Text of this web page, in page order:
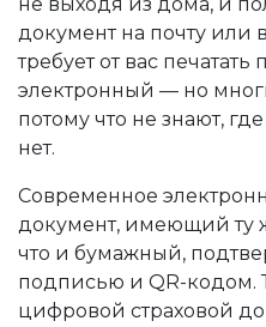
документ на почту или
требует от вас печатать
электронный — но
потому что не знают,
нет.
Современное
документ, имеющий ту
что и бумажный,
подписью и QR-кодом.
цифровой страховой